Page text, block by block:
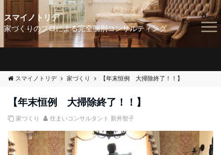
スマイノトリデ
家づくりのプロによる完全個別コンサルティング
Menu
スマイノトリデ 家づくり 【年末恒例 大掃除終了！！】
【年末恒例 大掃除終了！！】
家づくり 住まいコンサルタント 新井智子